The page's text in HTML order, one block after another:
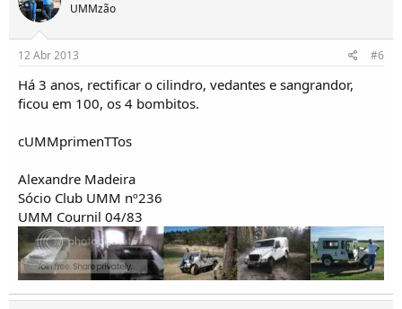
UMMzão
12 Abr 2013 #6
Há 3 anos, rectificar o cilindro, vedantes e sangrandor,
ficou em 100, os 4 bombitos.
cUMMprimenTTos
Alexandre Madeira
Sócio Club UMM nº236
UMM Cournil 04/83